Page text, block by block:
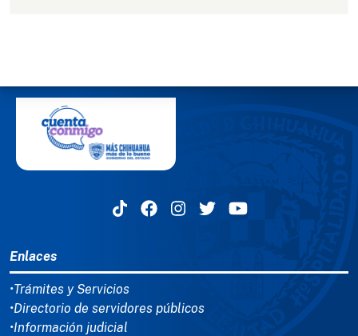
Enlaces
•Trámites y Servicios
•Directorio de servidores públicos
•Información judicial